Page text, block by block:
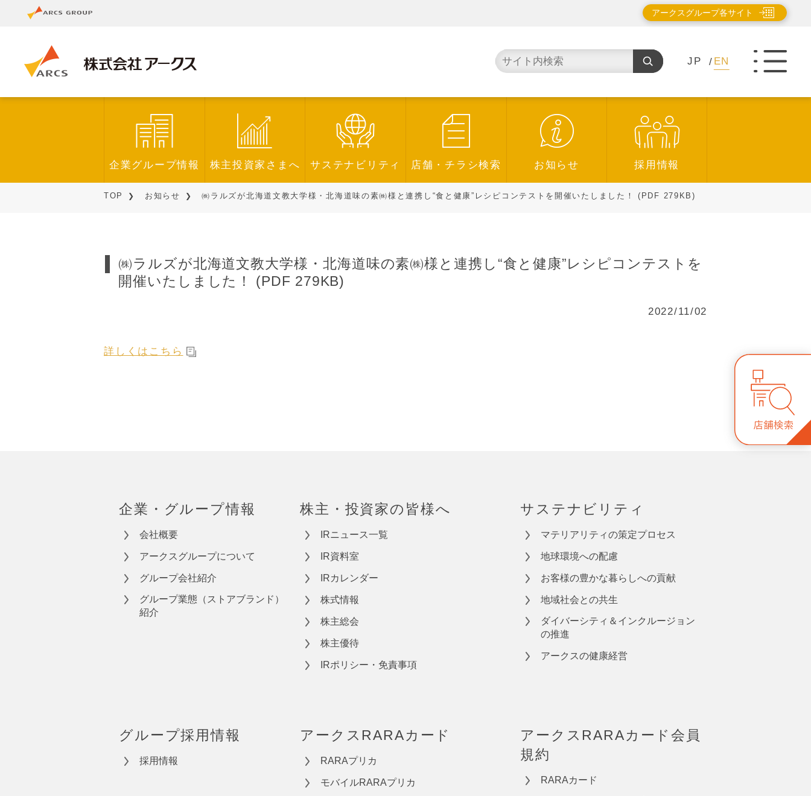
アークスグループ各サイト
JP EN
企業グループ情報 株主投資家さまへ サステナビリティ 店舗・チラシ検索 お知らせ 採用情報
TOP お知らせ ㈱ラルズが北海道文教大学様・北海道味の素㈱様と連携し“食と健康”レシピコンテストを開催いたしました！ (PDF 279KB)
㈱ラルズが北海道文教大学様・北海道味の素㈱様と連携し“食と健康”レシピコンテストを
開催いたしました！ (PDF 279KB)
2022/11/02
詳しくはこちら
企業・グループ情報
会社概要
アークスグループについて
グループ会社紹介
グループ業態（ストアブランド）
紹介
株主・投資家の皆様へ
IRニュース一覧
IR資料室
IRカレンダー
株式情報
株主総会
株主優待
IRポリシー・免責事項
サステナビリティ
マテリアリティの策定プロセス
地球環境への配慮
お客様の豊かな暮らしへの貢献
地域社会との共生
ダイバーシティ＆インクルージョン
の推進
アークスの健康経営
グループ採用情報
採用情報
アークスRARAカード
RARAプリカ
モバイルRARAプリカ
アークスRARAカード会員
規約
RARAカード